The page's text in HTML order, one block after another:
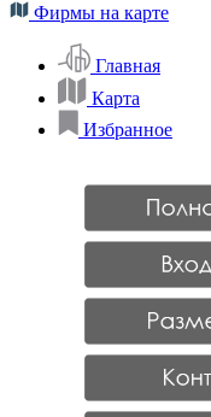
Фирмы на карте
Главная
Карта
Избранное